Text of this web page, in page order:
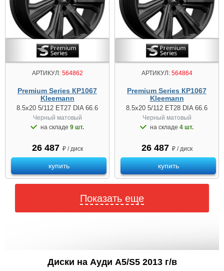
АРТИКУЛ:564862
Premium Series КР1067
Kleemann
8.5x20 5/112 ET27 DIA 66.6
Черный матовый
на складе 9 шт.
26 487 ₽ / диск
купить
АРТИКУЛ:564864
Premium Series КР1067
Kleemann
8.5x20 5/112 ET28 DIA 66.6
Черный матовый
на складе 4 шт.
26 487 ₽ / диск
купить
Показать еще
Диски на Ауди A5/S5 2013 г/в